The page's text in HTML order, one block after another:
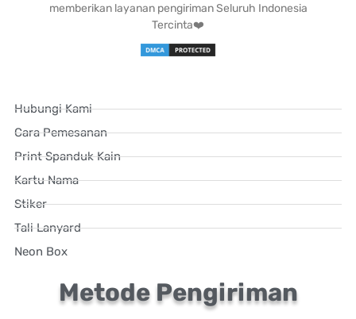
memberikan layanan pengiriman Seluruh Indonesia
Tercinta❤️
Hubungi Kami
Cara Pemesanan
Print Spanduk Kain
Kartu Nama
Stiker
Tali Lanyard
Neon Box
Metode Pengiriman